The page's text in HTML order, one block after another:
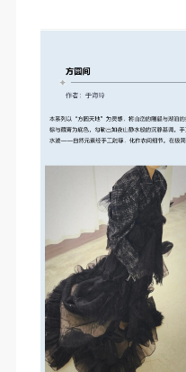
手机号码
验证码
可使用雅昌艺